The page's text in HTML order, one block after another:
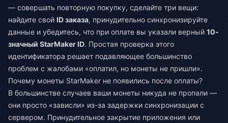
— совершать повторную покупку, сделайте три вещи:
найдите свой ID заказа, принудительно синхронизируйте
данные и убедитесь, что при оплате вы указали верный 10-
значный StarMaker ID. Простая проверка этого
идентификатора решает подавляющее большинство
проблем с жалобами «оплатил, но монеты не пришли».
Почему монеты StarMaker не появились после оплаты?
В большинстве случаев ваши монеты никуда не пропали —
они просто «зависли» из-за задержки синхронизации с
сервером. Принудительное закрытие приложения или